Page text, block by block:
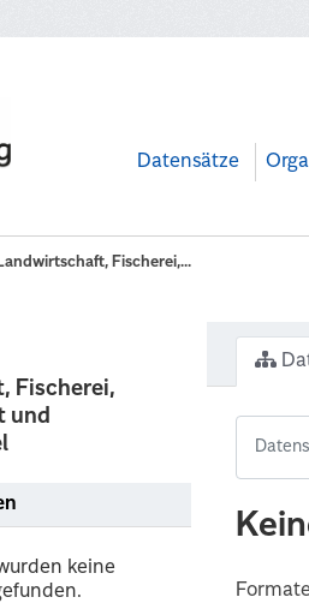
Datensätze
Fischerei,...
Fischerei,
und
keine